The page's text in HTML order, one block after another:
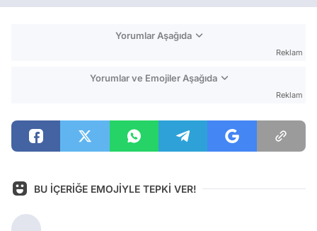
Yorumlar Aşağıda
Reklam
Yorumlar ve Emojiler Aşağıda
Reklam
BU İÇERİĞE EMOJİYLE TEPKİ VER!